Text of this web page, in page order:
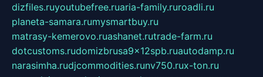
dizfiles.ruyoutubefree.ruaria-family.ruroadli.ru
planeta-samara.rumysmartbuy.ru
matrasy-kemerovo.ruashanet.rutrade-farm.ru
dotcustoms.rudomizbrusa9x12spb.ruautodamp.ru
narasimha.rudjcommodities.runv750.rux-ton.ru